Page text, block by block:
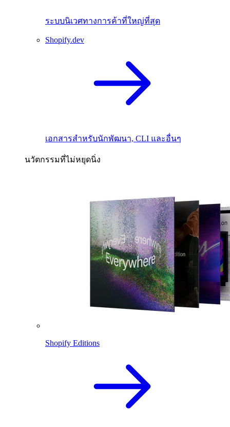
ระบบนิเวศทางการค้าที่ใหญ่ที่สุด
Shopify.dev
เอกสารสำหรับนักพัฒนา, CLI และอื่นๆ
นวัตกรรมที่ไม่หยุดนิ่ง
Shopify Editions